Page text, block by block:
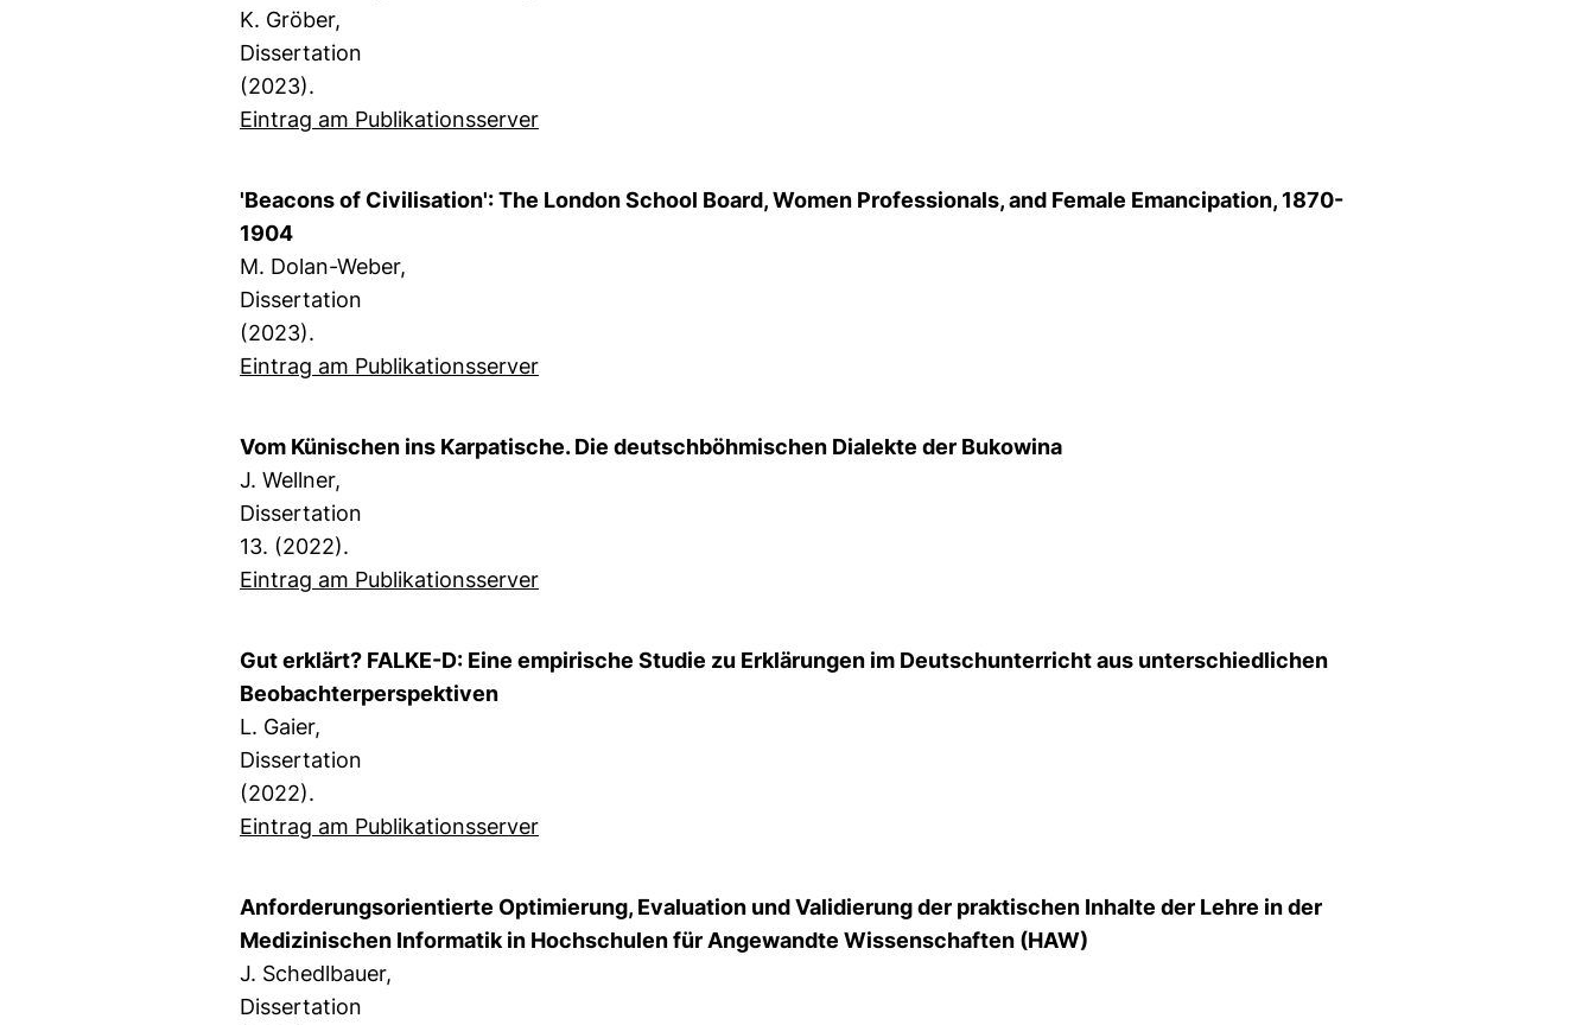
K. Gröber,
Dissertation
(2023).
Eintrag am Publikationsserver
'Beacons of Civilisation': The London School Board, Women Professionals, and Female Emancipation, 1870-
1904
M. Dolan-Weber,
Dissertation
(2023).
Eintrag am Publikationsserver
Vom Künischen ins Karpatische. Die deutschböhmischen Dialekte der Bukowina
J. Wellner,
Dissertation
13. (2022).
Eintrag am Publikationsserver
Gut erklärt? FALKE-D: Eine empirische Studie zu Erklärungen im Deutschunterricht aus unterschiedlichen
Beobachterperspektiven
L. Gaier,
Dissertation
(2022).
Eintrag am Publikationsserver
Anforderungsorientierte Optimierung, Evaluation und Validierung der praktischen Inhalte der Lehre in der
Medizinischen Informatik in Hochschulen für Angewandte Wissenschaften (HAW)
J. Schedlbauer,
Dissertation